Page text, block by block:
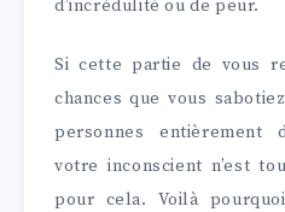
d’incrédulité ou de peur.
Si cette partie de vous
chances que vous
personnes entièrement
votre inconscient n’est
pour cela. Voilà